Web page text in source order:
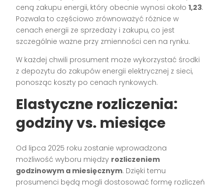
ceną zakupu energii, który obecnie wynosi około1,23.
Pozwala to częściowo zrównoważyć różnice w
cenach energii ze sprzedaży i zakupu, co jest
szczególnie ważne przy zmienności cen na rynku.
W każdej chwili prosument może wykorzystać środki
z depozytu do zakupów energii elektrycznej z sieci,
ponosząc koszty po cenach rynkowych.
Elastyczne rozliczenia:
godziny vs. miesiące
Od lipca 2025 roku zostanie wprowadzona
możliwość wyboru między rozliczeniem
godzinowym a miesięcznym. Dzięki temu
prosumenci będą mogli dostosować formę rozliczeń